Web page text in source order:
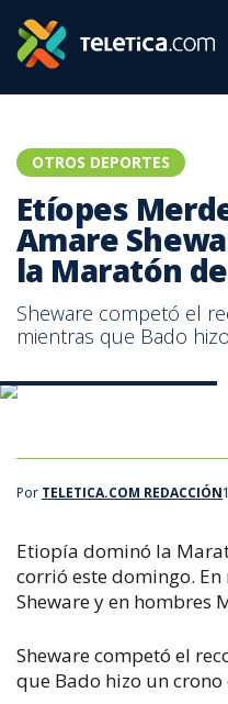
OTROS DEPORTES
Etíopes
Amare
la Maratón de
Sheware competó el
mientras que Bado
Por TELETICA.COM REDACCIÓN
Etiopía dominó la
corrió este domingo.
Sheware y en hombres
Sheware competó el
que Bado hizo un crono